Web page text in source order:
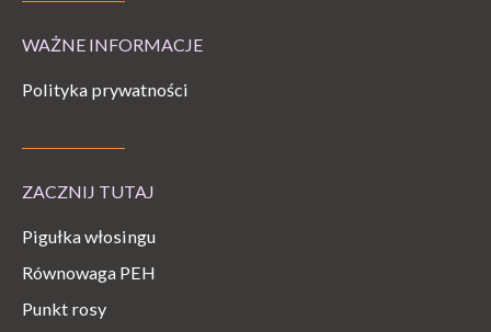
WAŻNE INFORMACJE
Polityka prywatności
ZACZNIJ TUTAJ
Pigułka włosingu
Równowaga PEH
Punkt rosy